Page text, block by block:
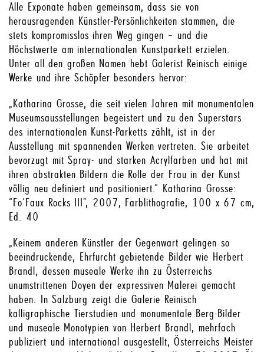
Alle Exponate haben gemeinsam, dass sie von
herausragenden Künstler-Persönlichkeiten stammen, die
stets kompromisslos ihren Weg gingen – und die
Höchstwerte am internationalen Kunstparkett erzielen.
Unter all den großen Namen hebt Galerist Reinisch einige
Werke und ihre Schöpfer besonders hervor:
„Katharina Grosse, die seit vielen Jahren mit monumentalen
Museumsausstellungen begeistert und zu den Superstars
des internationalen Kunst-Parketts zählt, ist in der
Ausstellung mit spannenden Werken vertreten. Sie arbeitet
bevorzugt mit Spray- und starken Acrylfarben und hat mit
ihren abstrakten Bildern die Rolle der Frau in der Kunst
völlig neu definiert und positioniert.“ Katharina Grosse:
“Fo‘Faux Rocks III”, 2007, Farblithografie, 100 x 67 cm,
Ed. 40
„Keinem anderen Künstler der Gegenwart gelingen so
beeindruckende, Ehrfurcht gebietende Bilder wie Herbert
Brandl, dessen museale Werke ihn zu Österreichs
unumstrittenen Doyen der expressiven Malerei gemacht
haben. In Salzburg zeigt die Galerie Reinisch
kalligraphische Tierstudien und monumentale Berg-Bilder
und museale Monotypien von Herbert Brandl, mehrfach
publiziert und international ausgestellt, Österreichs Meister